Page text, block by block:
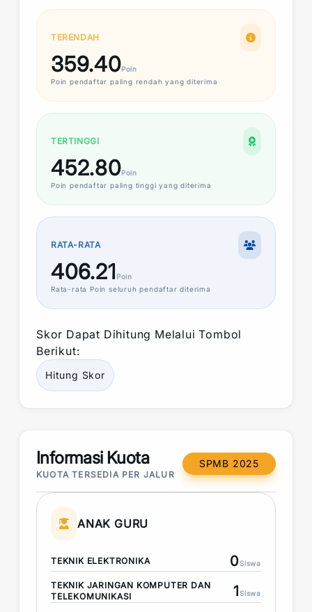
TERENDAH
359.40Poin
Poin pendaftar paling rendah yang diterima
TERTINGGI
452.80Poin
Poin pendaftar paling tinggi yang diterima
RATA-RATA
406.21 Poin
Rata-rata Poin seluruh pendaftar diterima
Skor Dapat Dihitung Melalui Tombol
Berikut:
Hitung Skor
Informasi Kuota
KUOTA TERSEDIA PER JALUR
SPMB 2025
ANAK GURU
TEKNIK ELEKTRONIKA 0Siswa
TEKNIK JARINGAN KOMPUTER DAN
TELEKOMUNIKASI
1Siswa